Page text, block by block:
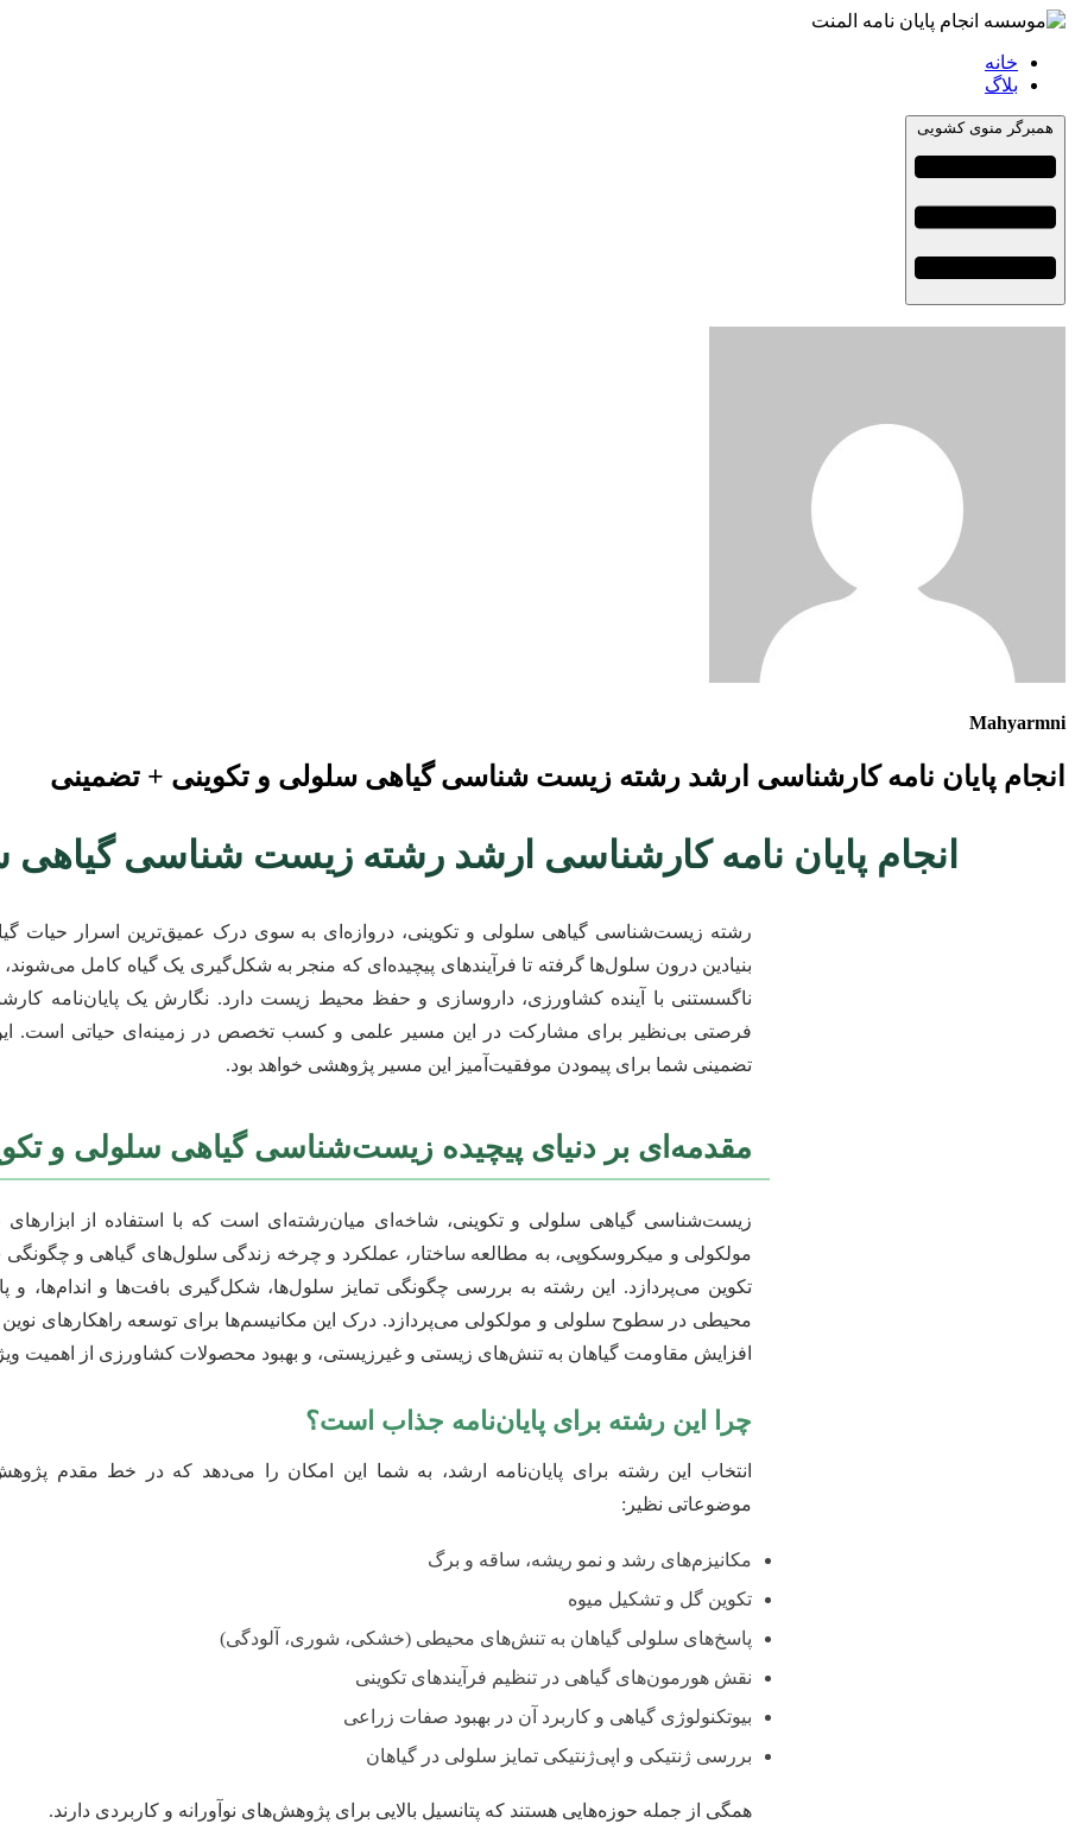
خانه
بلاگ
همبرگر منوی کشویی
Mahyarmni
انجام پایان نامه کارشناسی ارشد رشته زیست شناسی گیاهی سلولی و تکوینی + تضمینی
انجام پایان نامه کارشناسی ارشد رشته زیست شناسی
رشته زیست‌شناسی گیاهی سلولی و تکوینی، دروازه‌ای به سوی درک عمیق‌ترین اسرار حیات
بنیادین درون سلول‌ها گرفته تا فرآیندهای پیچیده‌ای که منجر به شکل‌گیری یک گیاه کامل می‌شوند،
ناگسستنی با آینده کشاورزی، داروسازی و حفظ محیط زیست دارد. نگارش یک پایان‌نامه
فرصتی بی‌نظیر برای مشارکت در این مسیر علمی و کسب تخصص در زمینه‌ای حیاتی است. این
تضمینی شما برای پیمودن موفقیت‌آمیز این مسیر پژوهشی خواهد بود.
مقدمه‌ای بر دنیای پیچیده زیست‌شناسی گیاهی سلولی و
زیست‌شناسی گیاهی سلولی و تکوینی، شاخه‌ای میان‌رشته‌ای است که با استفاده از ابزارهای
مولکولی و میکروسکوپی، به مطالعه ساختار، عملکرد و چرخه زندگی سلول‌های گیاهی و چگونگی
تکوین می‌پردازد. این رشته به بررسی چگونگی تمایز سلول‌ها، شکل‌گیری بافت‌ها و اندام‌ها، و
محیطی در سطوح سلولی و مولکولی می‌پردازد. درک این مکانیسم‌ها برای توسعه راهکارهای نوین
افزایش مقاومت گیاهان به تنش‌های زیستی و غیرزیستی، و بهبود محصولات کشاورزی از اهمیت
چرا این رشته برای پایان‌نامه جذاب است؟
انتخاب این رشته برای پایان‌نامه ارشد، به شما این امکان را می‌دهد که در خط مقدم
موضوعاتی نظیر:
مکانیزم‌های رشد و نمو ریشه، ساقه و برگ
تکوین گل و تشکیل میوه
پاسخ‌های سلولی گیاهان به تنش‌های محیطی (خشکی، شوری، آلودگی)
نقش هورمون‌های گیاهی در تنظیم فرآیندهای تکوینی
بیوتکنولوژی گیاهی و کاربرد آن در بهبود صفات زراعی
بررسی ژنتیکی و اپی‌ژنتیکی تمایز سلولی در گیاهان
همگی از جمله حوزه‌هایی هستند که پتانسیل بالایی برای پژوهش‌های نوآورانه و کاربردی دارند.